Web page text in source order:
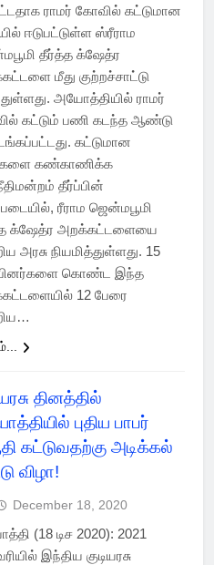
ராமர் கோவில் கட்டுமான
ஈடுபட்டுள்ள ஸ்ரீராம
தீர்த்த க்ஷேத்ர
மீது குற்றச்சாட்டு
அயோத்தியில் ராமர்
கட்டும் பணி கடந்த ஆண்டு
கட்டுமான
கண்காணிக்க
தீர்ப்பின்
ரீராம ஜென்மபூமி
க்ஷேத்ர அறக்கட்டளையை
அரசு நியமித்துள்ளது. 15
கொண்ட இந்த
12 பேரை
தினத்தில்
புதிய பாபர்
கட்டுவதற்கு அடிக்கல்
விழா!
December 18, 2020
(18 டிச 2020): 2021
இந்திய குடியரசு